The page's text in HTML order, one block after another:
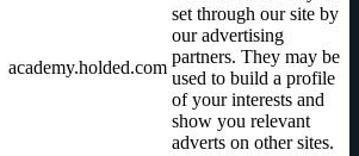
academy.holded.com
set through our site by
our advertising
partners. They may be
used to build a profile
of your interests and
show you relevant
adverts on other sites.